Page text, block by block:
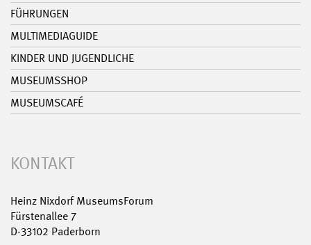
FÜHRUNGEN
MULTIMEDIAGUIDE
KINDER UND JUGENDLICHE
MUSEUMSSHOP
MUSEUMSCAFÉ
KONTAKT
Heinz Nixdorf MuseumsForum
Fürstenallee 7
D-33102 Paderborn